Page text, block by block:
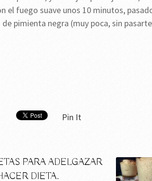
el fuego suave unos 10 minutos,
pimienta negra (muy poca, sin
Pin It
PARA ADELGAZAR
DIETA.